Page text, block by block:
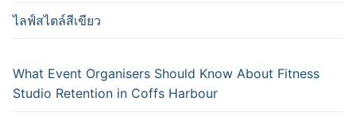
ไลฟ์สไตล์สีเขียว
What Event Organisers Should Know About Fitness
Studio Retention in Coffs Harbour